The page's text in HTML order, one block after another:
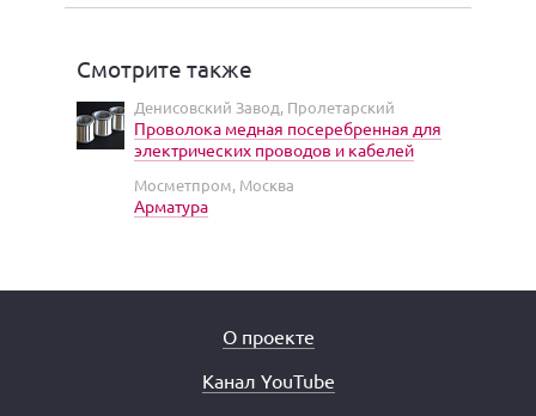
Смотрите также
Денисовский Завод, Пролетарский
Проволока медная посеребренная для
электрических проводов и кабелей
Мосметпром, Москва
Арматура
О проекте
Канал YouTube